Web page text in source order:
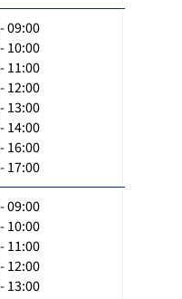
09:00
10:00
11:00
12:00
13:00
14:00
16:00
17:00
09:00
10:00
11:00
12:00
13:00